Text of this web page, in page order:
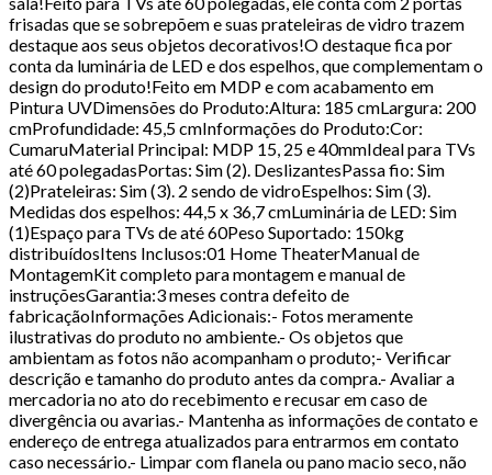
frisadas que se sobrepõem e suas prateleiras de vidro trazem
destaque aos seus objetos decorativos!O destaque fica por
conta da luminária de LED e dos espelhos, que complementam o
design do produto!Feito em MDP e com acabamento em
Pintura UVDimensões do Produto:Altura: 185 cmLargura: 200
cmProfundidade: 45,5 cmInformações do Produto:Cor:
CumaruMaterial Principal: MDP 15, 25 e 40mmIdeal para TVs
até 60 polegadasPortas: Sim (2). DeslizantesPassa fio: Sim
(2)Prateleiras: Sim (3). 2 sendo de vidroEspelhos: Sim (3).
Medidas dos espelhos: 44,5 x 36,7 cmLuminária de LED: Sim
(1)Espaço para TVs de até 60Peso Suportado: 150kg
distribuídosItens Inclusos:01 Home TheaterManual de
MontagemKit completo para montagem e manual de
instruçõesGarantia:3 meses contra defeito de
fabricaçãoInformações Adicionais:- Fotos meramente
ilustrativas do produto no ambiente.- Os objetos que
ambientam as fotos não acompanham o produto;- Verificar
descrição e tamanho do produto antes da compra.- Avaliar a
mercadoria no ato do recebimento e recusar em caso de
divergência ou avarias.- Mantenha as informações de contato e
endereço de entrega atualizados para entrarmos em contato
caso necessário.- Limpar com flanela ou pano macio seco, não